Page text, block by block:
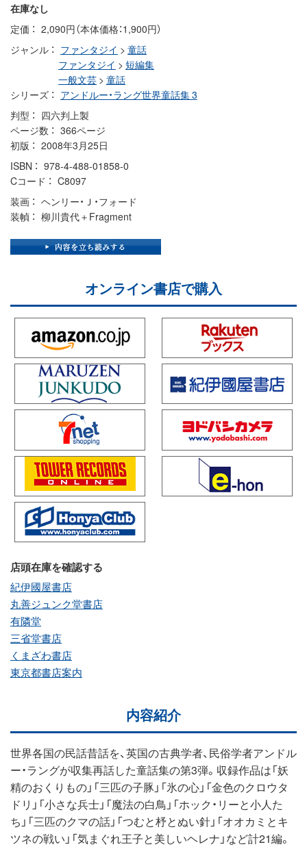
在庫なし
定価
2,090円（本体価格：1,900円）
ジャンル
ファンタジイ > 童話
ファンタジイ > 短編集
一般文芸 > 童話
シリーズ
アンドルー・ラング世界童話集 3
判型
四六判上製
ページ数
366ページ
初版
2008年3月25日
ISBN
978-4-488-01858-0
Cコード
C8097
装画
ヘンリー・Ｊ・フォード
装幀
柳川貴代＋Fragment
オンライン書店で購入
店頭在庫を確認する
紀伊國屋書店
丸善ジュンク堂書店
有隣堂
三省堂書店
くまざわ書店
東京都書店案内
内容紹介
世界各国の民話昔話を、英国の古典学者、民俗学者アンドル
ー・ラングが収集再話した童話集の第3弾。収録作品は「妖
精のおくりもの」「三匹の子豚」「氷の心」「金色のクロウタ
ドリ」「小さな兵士」「魔法の白鳥」「ホック・リーと小人た
ち」「三匹のクマの話」「つむと杼とぬい針」「オオカミとキ
ツネの戦い」「気まぐれ王子と美しいヘレナ」など計21編。